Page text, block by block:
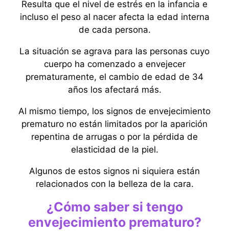
Resulta que el nivel de estrés en la infancia e
incluso el peso al nacer afecta la edad interna
de cada persona.
La situación se agrava para las personas cuyo
cuerpo ha comenzado a envejecer
prematuramente, el cambio de edad de 34
años los afectará más.
Al mismo tiempo, los signos de envejecimiento
prematuro no están limitados por la aparición
repentina de arrugas o por la pérdida de
elasticidad de la piel.
Algunos de estos signos ni siquiera están
relacionados con la belleza de la cara.
¿Cómo saber si tengo
envejecimiento prematuro?